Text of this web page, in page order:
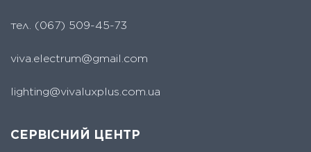
тел. (067) 509-45-73
viva.electrum@gmail.com
lighting@vivaluxplus.com.ua
СЕРВІСНИЙ ЦЕНТР